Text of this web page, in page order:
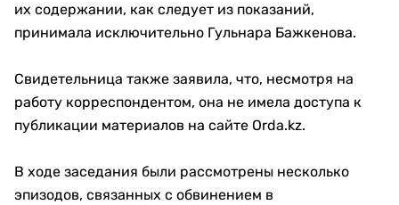
их содержании, как следует из показаний,
принимала исключительно Гульнара Бажкенова.
Свидетельница также заявила, что, несмотря на
работу корреспондентом, она не имела доступа к
публикации материалов на сайте Orda.kz.
В ходе заседания были рассмотрены несколько
эпизодов, связанных с обвинением в